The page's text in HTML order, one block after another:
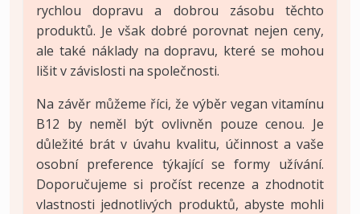
rychlou dopravu a dobrou zásobu těchto
produktů. Je však dobré porovnat nejen ceny,
ale také náklady na dopravu, které se mohou
lišit v závislosti na společnosti.
Na závěr můžeme říci, že výběr vegan vitamínu
B12 by neměl být ovlivněn pouze cenou. Je
důležité brát v úvahu kvalitu, účinnost a vaše
osobní preference týkající se formy užívání.
Doporučujeme si pročíst recenze a zhodnotit
vlastnosti jednotlivých produktů, abyste mohli